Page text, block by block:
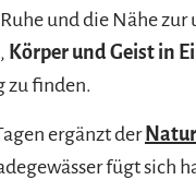
und die Nähe zur
Körper und Geist in
zu finden.
ergänzt der
fügt sich